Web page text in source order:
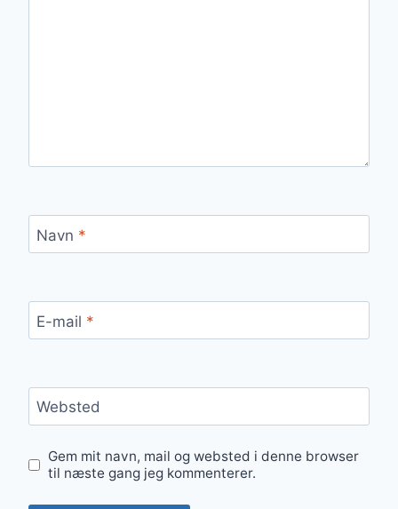
Navn *
E-mail *
Websted
Gem mit navn, mail og websted i denne browser
til næste gang jeg kommenterer.